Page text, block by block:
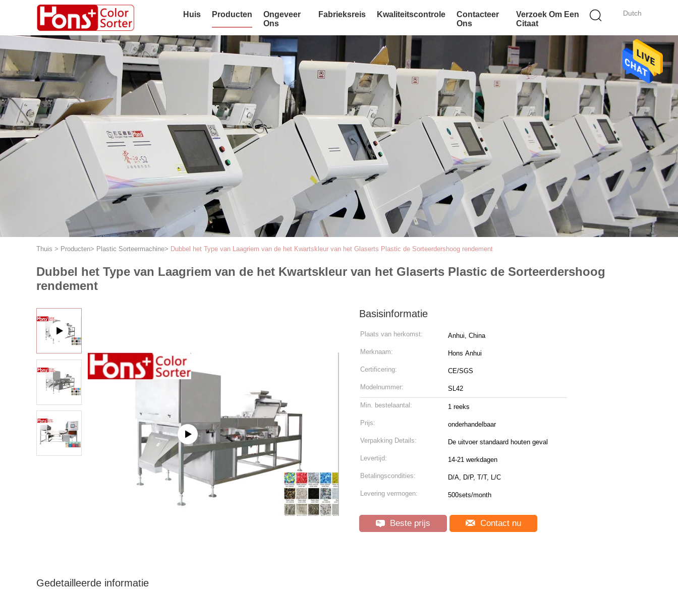
Dutch
Huis Producten
Ongeveer
Ons
Fabrieksreis Kwaliteitscontrole
Contacteer
Ons
Verzoek Om Een
Citaat
Thuis > Producten> Plastic Sorteermachine> Dubbel het Type van Laagriem van de het Kwartskleur van het Glaserts Plastic de Sorteerdershoog rendement
Dubbel het Type van Laagriem van de het Kwartskleur van het Glaserts Plastic de Sorteerdershoog
rendement
Basisinformatie
Plaats van herkomst: Anhui, China
Merknaam: Hons Anhui
Certificering: CE/SGS
Modelnummer: SL42
Min. bestelaantal: 1 reeks
Prijs: onderhandelbaar
Verpakking Details: De uitvoer standaard houten geval
Levertijd: 14-21 werkdagen
Betalingscondities: D/A, D/P, T/T, L/C
Levering vermogen: 500sets/month
Beste prijs Contact nu
Gedetailleerde informatie